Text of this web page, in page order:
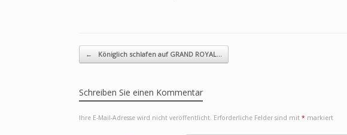
Beitragsnavigation
← Königlich schlafen auf GRAND ROYAL…
Schreiben Sie einen Kommentar
Ihre E-Mail-Adresse wird nicht veröffentlicht. Erforderliche Felder sind mit * markiert